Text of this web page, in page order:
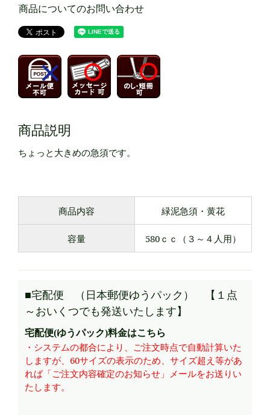
商品についてのお問い合わせ
商品説明
ちょっと大きめの急須です。
商品内容 緑泥急須・黄花
容量 580ｃｃ（３～４人用）
■宅配便 （日本郵便ゆうパック） 【１点
～おいくつでも発送いたします】
宅配便(ゆうパック)料金はこちら
・システムの都合により、ご注文時点で自動計算いた
しますが、60サイズの表示のため、サイズ超え等があ
れば「ご注文内容確定のお知らせ」メールをお送りい
たします。